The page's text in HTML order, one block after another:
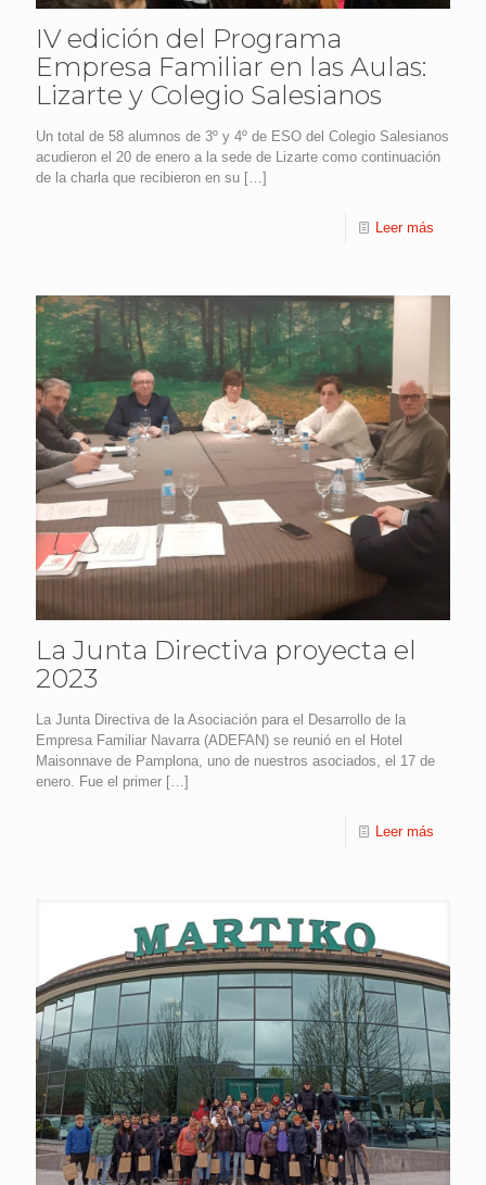
IV edición del Programa
Empresa Familiar en las Aulas:
Lizarte y Colegio Salesianos
Un total de 58 alumnos de 3º y 4º de ESO del Colegio Salesianos
acudieron el 20 de enero a la sede de Lizarte como continuación
de la charla que recibieron en su […]
Leer más
La Junta Directiva proyecta el
2023
La Junta Directiva de la Asociación para el Desarrollo de la
Empresa Familiar Navarra (ADEFAN) se reunió en el Hotel
Maisonnave de Pamplona, uno de nuestros asociados, el 17 de
enero. Fue el primer […]
Leer más